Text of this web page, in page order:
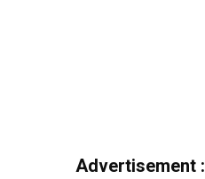
Advertisement :